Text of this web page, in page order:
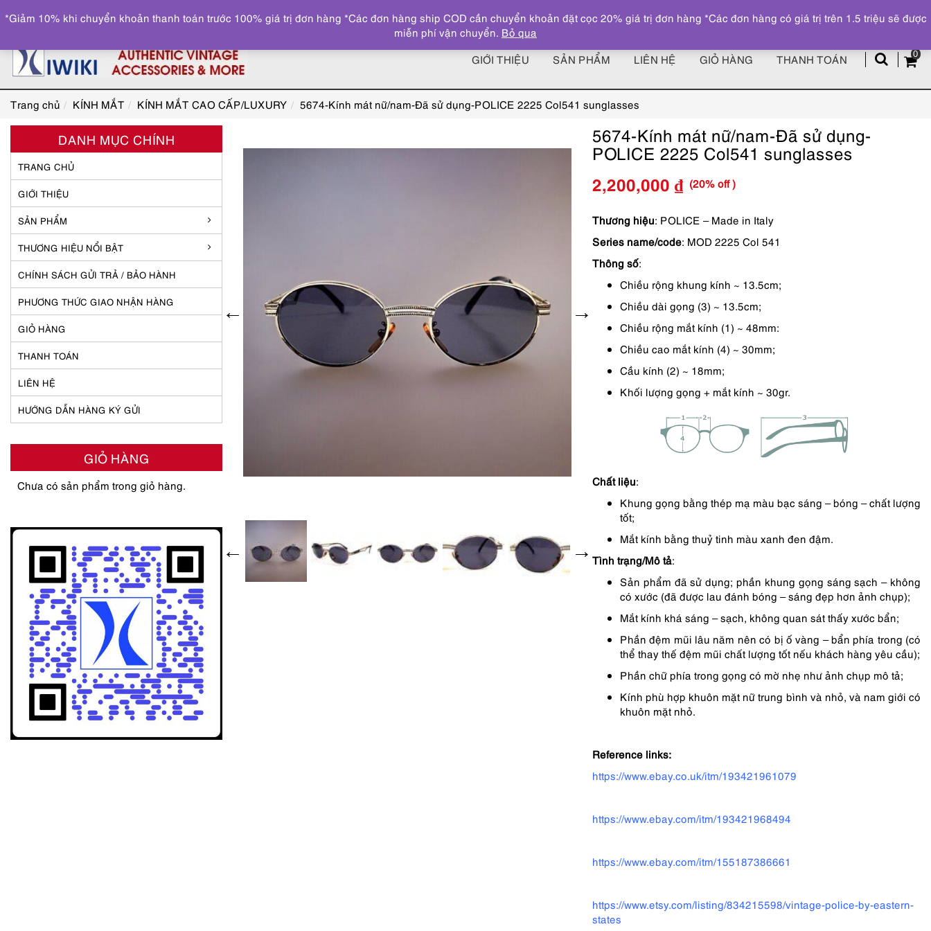
z
0
GIỚI THIỆU SẢN PHẨM LIÊN HỆ GIỎ HÀNG THANH TOÁN
Trang chủ KÍNH MẮT KÍNH MẮT CAO CẤP/LUXURY 5674-Kính mát nữ/nam-Đã sử dụng-POLICE 2225 Col541 sunglasses
5674-Kính mát nữ/nam-Đã sử dụng-
POLICE 2225 Col541 sunglasses
Giá
gốc
là:
2,200,000 ₫
Giá
hiện
tại
2,200,000 ₫.
(20% off )
Thương hiệu: POLICE – Made in Italy
Series name/code: MOD 2225 Col 541
Thông số:
Chiều rộng khung kính ~ 13.5cm;
Chiều dài gọng (3) ~ 13.5cm;
Chiều rộng mắt kính (1) ~ 48mm:
Chiều cao mắt kính (4) ~ 30mm;
Cầu kính (2) ~ 18mm;
Khối lượng gọng + mắt kính ~ 30gr.
Chất liệu:
Khung gọng bằng thép mạ màu bạc sáng – bóng – chất lượng
tốt;
Mắt kính bằng thuỷ tinh màu xanh đen đậm.
Tình trạng/Mô tả:
Sản phẩm đã sử dụng; phần khung gọng sáng sạch – không
có xước (đã được lau đánh bóng – sáng đẹp hơn ảnh chụp);
Mắt kính khá sáng – sạch, không quan sát thấy xước bẩn;
Phần đệm mũi lâu năm nên có bị ố vàng – bẩn phía trong (có
thể thay thế đệm mũi chất lượng tốt nếu khách hàng yêu cầu);
Phần chữ phía trong gọng có mờ nhẹ như ảnh chụp mô tả;
Kính phù hợp khuôn mặt nữ trung bình và nhỏ, và nam giới có
khuôn mặt nhỏ.
Reference links:
https://www.ebay.co.uk/itm/193421961079
https://www.ebay.com/itm/193421968494
https://www.ebay.com/itm/155187386661
https://www.etsy.com/listing/834215598/vintage-police-by-eastern-
states
DANH MỤC CHÍNH
TRANG CHỦ
GIỚI THIỆU
SẢN PHẨM
THƯƠNG HIỆU NỔI BẬT
CHÍNH SÁCH GỬI TRẢ / BẢO HÀNH
PHƯƠNG THỨC GIAO NHẬN HÀNG
GIỎ HÀNG
THANH TOÁN
LIÊN HỆ
HƯỚNG DẪN HÀNG KÝ GỬI
GIỎ HÀNG
Chưa có sản phẩm trong giỏ hàng.
*Giảm 10% khi chuyển khoản thanh toán trước 100% giá trị đơn hàng *Các đơn hàng ship COD cần chuyển khoản đặt cọc 20% giá trị đơn hàng *Các đơn hàng có giá trị trên 1.5 triệu sẽ được
miễn phí vận chuyển. Bỏ qua